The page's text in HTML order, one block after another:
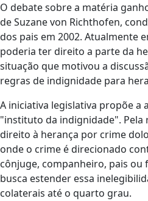
O debate sobre a matéria
de Suzane von Richthofen,
dos pais em 2002. Atualmente
poderia ter direito a parte da
situação que motivou a
regras de indignidade para
A iniciativa legislativa propõe a
"instituto da indignidade". Pela
direito à herança por crime
onde o crime é direcionado
cônjuge, companheiro, pais ou
busca estender essa
colaterais até o quarto grau.